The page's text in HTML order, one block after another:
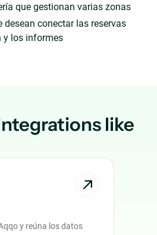
que gestionan varias zonas
desean conectar las reservas
y los informes
like
y reúna los datos